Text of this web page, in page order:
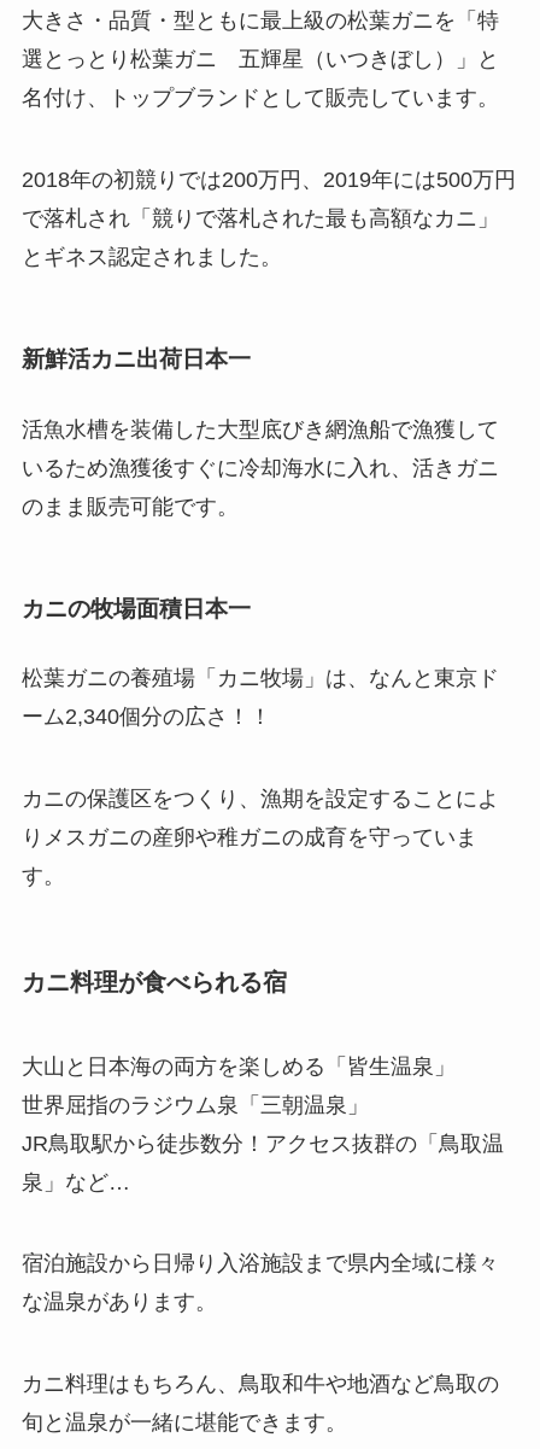
大きさ・品質・型ともに最上級の松葉ガニを「特
選とっとり松葉ガニ 五輝星（いつきぼし）」と
名付け、トップブランドとして販売しています。
2018年の初競りでは200万円、2019年には500万円
で落札され「競りで落札された最も高額なカニ」
とギネス認定されました。
新鮮活カニ出荷日本一
活魚水槽を装備した大型底びき網漁船で漁獲して
いるため漁獲後すぐに冷却海水に入れ、活きガニ
のまま販売可能です。
カニの牧場面積日本一
松葉ガニの養殖場「カニ牧場」は、なんと東京ド
ーム2,340個分の広さ！！
カニの保護区をつくり、漁期を設定することによ
りメスガニの産卵や稚ガニの成育を守っていま
す。
カニ料理が食べられる宿
大山と日本海の両方を楽しめる「皆生温泉」
世界屈指のラジウム泉「三朝温泉」
JR鳥取駅から徒歩数分！アクセス抜群の「鳥取温
泉」など…
宿泊施設から日帰り入浴施設まで県内全域に様々
な温泉があります。
カニ料理はもちろん、鳥取和牛や地酒など鳥取の
旬と温泉が一緒に堪能できます。